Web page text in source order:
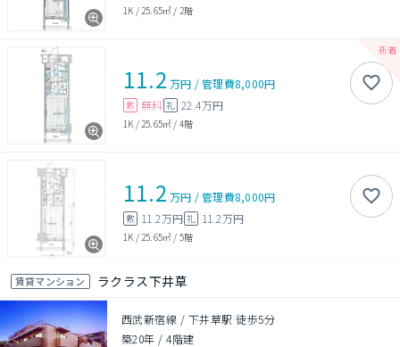
1K / 25.65㎡ / 2階
11.2 万円 /管理費8,000円
敷 無料 礼 22.4万円
1K / 25.65㎡ / 4階
11.2 万円 /管理費8,000円
敷 11.2万円 礼 11.2万円
1K / 25.65㎡ / 5階
賃貸マンション ラクラス下井草
西武新宿線 / 下井草駅 徒歩5分
築20年 /4階建